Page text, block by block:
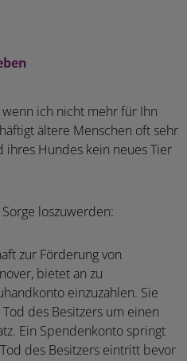
ich nicht mehr für Ihn
ältere Menschen oft sehr
ihres Hundes kein neues Tier
loszuwerden:
zur Förderung von
bietet an zu
einzuzahlen. Sie
des Besitzers um einen
Ein Spendenkonto springt
des Besitzers eintritt bevor